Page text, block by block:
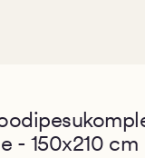
- 150x210 cm